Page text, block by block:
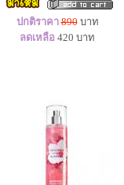
ปกติราคา 890บาท
ลดเหลือ 420 บาท